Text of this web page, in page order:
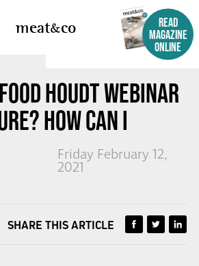
meatco
READ
MAGAZINE
ONLINE
HOUDT WEBINAR
HOW CAN I
Friday February 12,
2021
SHARE THIS ARTICLE